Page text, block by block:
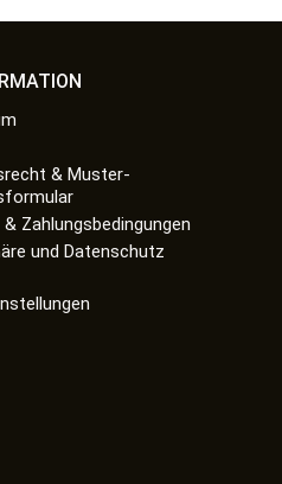
& Muster-
Zahlungsbedingungen
und Datenschutz